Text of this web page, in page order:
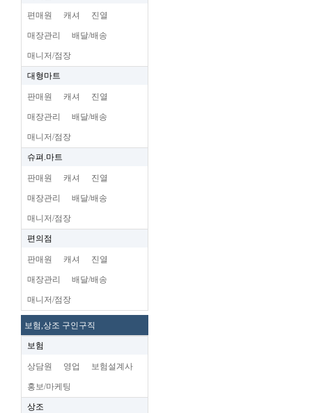
편매원 캐셔 진열
매장관리 배달/배송
매니저/점장
대형마트
판매원 캐셔 진열
매장관리 배달/배송
매니저/점장
슈펴.마트
판매원 캐셔 진열
매장관리 배달/배송
매니저/점장
편의점
판매원 캐셔 진열
매장관리 배달/배송
매니저/점장
보험,상조 구인구직
보험
상담원 영업 보험설계사
홍보/마케팅
상조